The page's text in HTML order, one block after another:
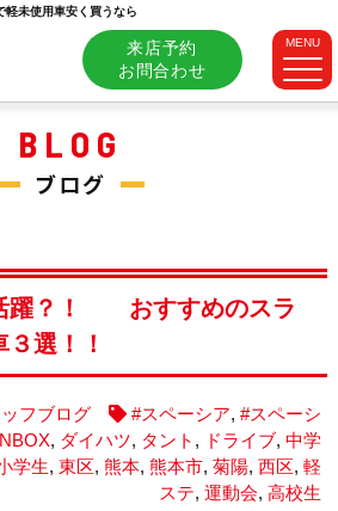
軽未使用車安く買うなら
来店予約
お問合わせ
MENU
BLOG
ブログ
躍？！ おすすめのスラ
選！！
フブログ #スペーシア,#スペーシ
NBOX, ダイハツ, タント , ドライブ,中学
学生,東区,熊本,熊本市,菊陽,西区,軽
ステ,運動会,高校生